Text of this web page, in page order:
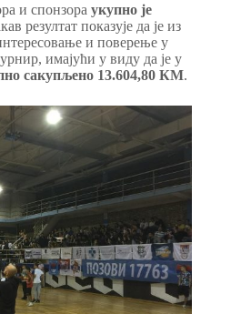
и спонзора укупно је
резултат показује да је из
и поверење у
имајући у виду да је у
сакупљено 13.604,80 КМ.